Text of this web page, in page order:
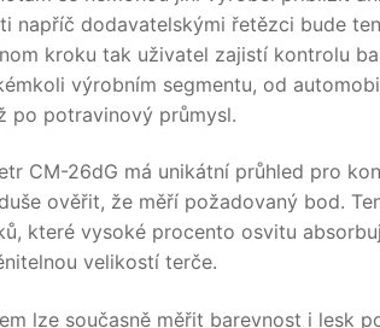
napříč dodavatelskými řetězci bude
kroku tak uživatel zajistí kontrolu
výrobním segmentu, od
po potravinový průmysl.
CM-26dG má unikátní průhled pro
ověřit, že měří požadovaný bod.
které vysoké procento osvitu
velikostí terče.
lze současně měřit barevnost i lesk